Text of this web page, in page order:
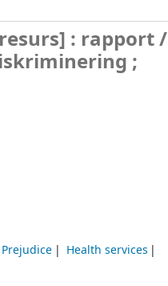
: rapport /
;
Prejudice
Health services